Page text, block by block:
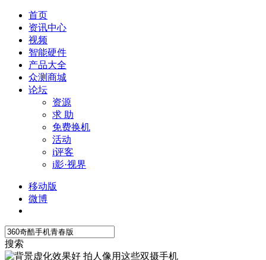
首页
资讯中心
视频
智能硬件
产品大全
众测商城
论坛
资源
求 助
免费换机
活动
i评客
i影·视界
移动版
微博
搜索